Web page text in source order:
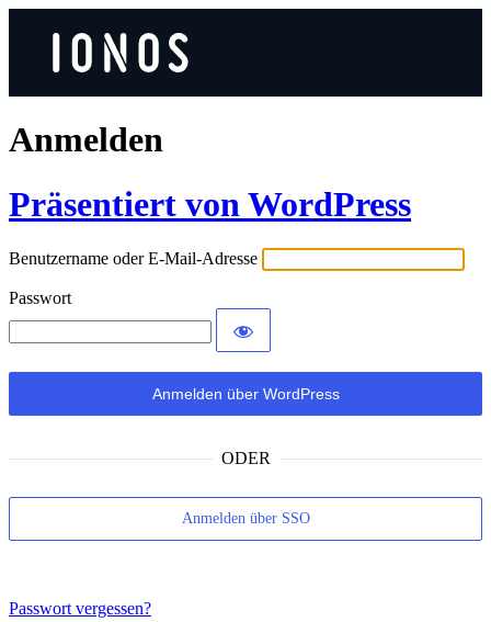
Anmelden
Präsentiert von WordPress
Benutzername oder E-Mail-Adresse
Passwort
ODER
Anmelden über SSO
Passwort vergessen?